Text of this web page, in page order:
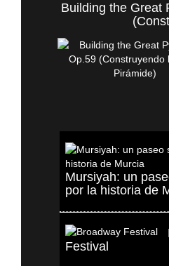
Building the Great
Mursiyah: un
por la historia de
Festival